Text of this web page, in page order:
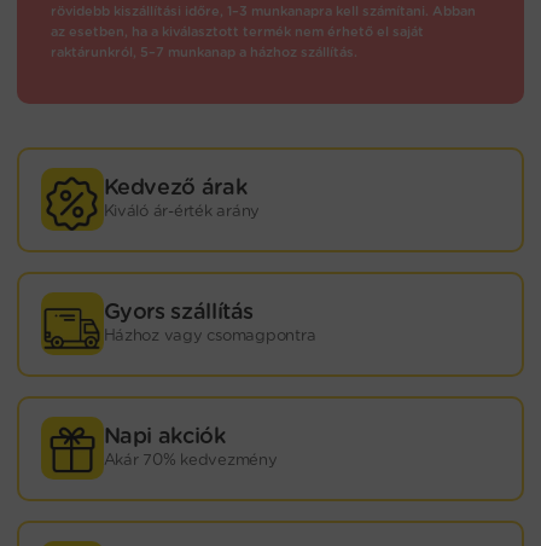
rövidebb kiszállítási időre, 1–3 munkanapra kell számítani. Abban
az esetben, ha a kiválasztott termék nem érhető el saját
raktárunkról, 5–7 munkanap a házhoz szállítás.
Kedvező árak
Kiváló ár-érték arány
Gyors szállítás
Házhoz vagy csomagpontra
Napi akciók
Akár 70% kedvezmény